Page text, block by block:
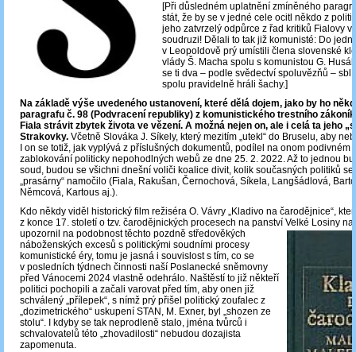
[Při důsledném uplatnění zmíněného
stát, že by se v jedné cele ocitl někdo z
jeho zatvrzelý odpůrce z řad kritiků Fialovy
soudruzi! Dělali to tak již komunisté: Do
v Leopoldově prý umístili člena slovenské
vlády Š. Macha spolu s komunistou G.
se ti dva – podle svědectví spoluvězňů ‒
spolu pravidelně hráli šachy.]
Na základě výše uvedeného ustanovení, které dělá dojem, jako by ho
paragrafu č. 98 (Podvracení republiky) z komunistického trestního
Fiala strávit zbytek života ve vězení. A možná nejen on, ale i celá ta jeho
Strakovky. Včetně Slováka J. Síkely, který mezitím „utekl“ do Bruselu, aby
I on se totiž, jak vyplývá z příslušných dokumentů, podílel na onom podivném
zablokování politicky nepohodlných webů ze dne 25. 2. 2022. Až to jednou
soud, budou se všichni dnešní voliči koalice divit, kolik současných politiků se
„prasárny“ namočilo (Fiala, Rakušan, Černochová, Síkela, Langšádlová,
Němcová, Kartous aj.).
Kdo někdy viděl historický film režiséra O. Vávry „Kladivo na čarodějnice“,
z konce 17. století o tzv. čarodějnických procesech na panství Velké Losiny
upozornil na podobnost těchto pozdně středověkých
náboženských excesů s politickými soudními procesy
komunistické éry, tomu je jasná i souvislost s tím, co se
v posledních týdnech činnosti naší Poslanecké sněmovny
před Vánocemi 2024 vlastně odehrálo. Naštěstí to již někteří
politici pochopili a začali varovat před tím, aby onen již
schválený „přílepek“, s nímž prý přišel politický zoufalec z
„dozimetrického“ uskupení STAN, M. Exner, byl „shozen ze
stolu“. I kdyby se tak neprodleně stalo, jména tvůrců i
schvalovatelů této „zhovadilosti“ nebudou dozajista
zapomenuta.